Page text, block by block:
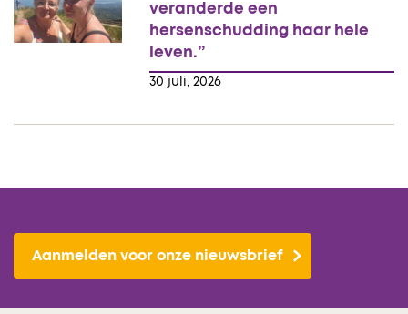
30 juli, 2026
veranderde een
hersenschudding haar hele
leven.”
Aanmelden voor onze nieuwsbrief